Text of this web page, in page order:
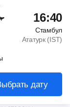
16:40
Стамбул
Ататурк (IST)
дату